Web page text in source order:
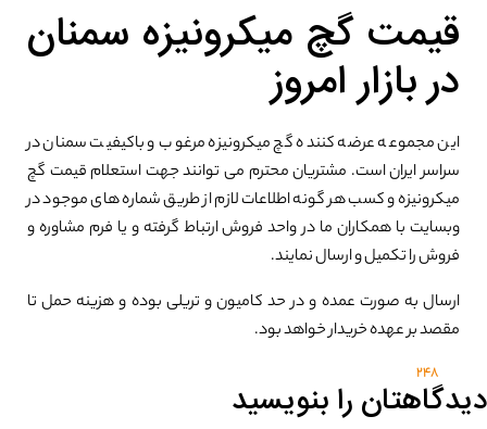
قیمت گچ میکرونیزه سمنان
در بازار امروز
این مجموعه عرضه کننده گچ میکرونیزه مرغوب و باکیفیت سمنان در
سراسر ایران است. مشتریان محترم می توانند جهت استعلام قیمت گچ
میکرونیزه و کسب هر گونه اطلاعات لازم از طریق شماره های موجود در
وبسایت با همکاران ما در واحد فروش ارتباط گرفته و یا فرم مشاوره و
فروش را تکمیل و ارسال نمایند.
ارسال به صورت عمده و در حد کامیون و تریلی بوده و هزینه حمل تا
مقصد بر عهده خریدار خواهد بود.
248
دیدگاهتان را بنویسید